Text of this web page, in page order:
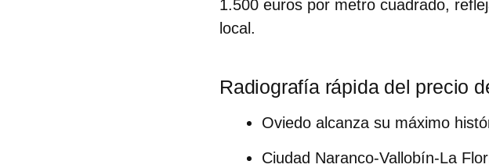
1.500 euros por metro cuadrado,
local.
Radiografía rápida del precio
Oviedo alcanza su máximo
Ciudad Naranco-Vallobín-La